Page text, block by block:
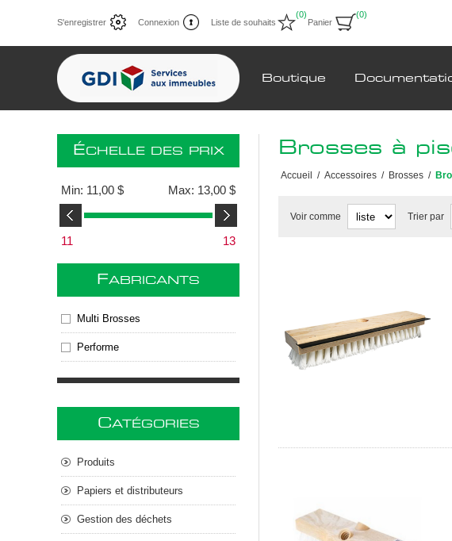
S'enregistrer Connexion Liste de souhaits
(0)
Panier
(0)
Boutique
Brosses à
Accueil / Accessoires / Brosses /
Voir comme Trier par
ÉCHELLE DES PRIX
Min: 11,00 $ Max: 13,00 $
11 13
FABRICANTS
Multi Brosses
Performe
CATÉGORIES
Produits
Papiers et distributeurs
Gestion des déchets